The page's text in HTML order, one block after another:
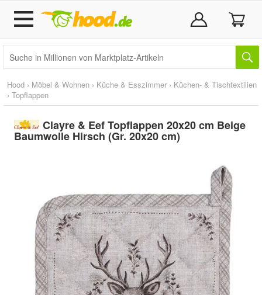
Hood › Möbel & Wohnen › Küche & Esszimmer › Küchen- & Tischtextilien
› Topflappen
Clayre & Eef Topflappen 20x20 cm Beige
Baumwolle Hirsch (Gr. 20x20 cm)